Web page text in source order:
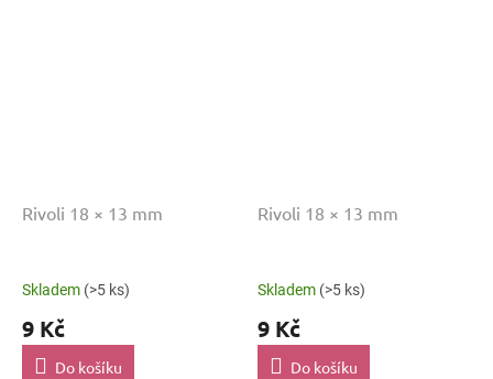
Rivoli 18 × 13 mm
Skladem (>5 ks)
9 Kč
Do košíku
Rivoli 18 × 13 mm
Skladem (>5 ks)
9 Kč
Do košíku